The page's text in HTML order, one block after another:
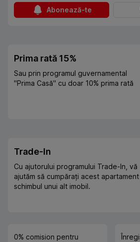
Abonează-te
Prima rată 15%
Sau prin programul guvernamental
"Prima Casă" cu doar 10% prima rată
Trade-In
Cu ajutorului programului Trade-In, vă
ajutăm să cumpărați acest apartament
schimbul unui alt imobil.
0% comision pentru